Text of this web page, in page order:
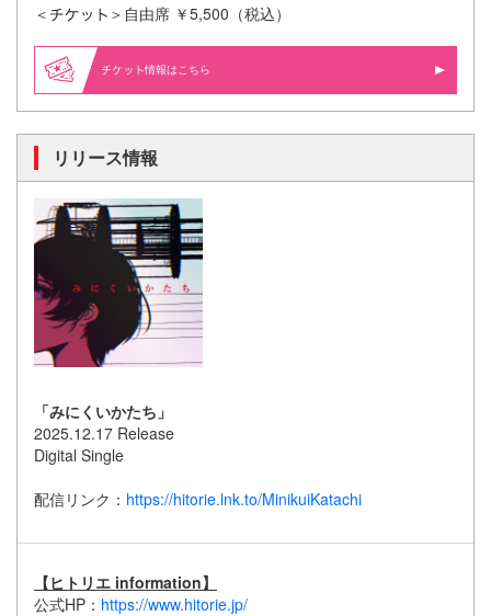
＜
＞自由席 ￥5,500（税込）
情報はこちら
リリース情報
「みにくいかたち」
2025.12.17 Release
Digital Single
配信リンク： https://hitorie.lnk.to/MinikuiKatachi
【ヒトリエ information】
公式HP： https://www.hitorie.jp/